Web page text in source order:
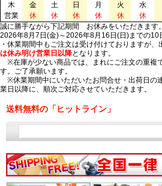
木
金 土 日 月 火 水
営業
休 休 休 休 休 休
誠に勝手ながら下記期間 お休みをいただきます。
2026年8月7日(金)～2026年8月16日(日)までの10
・休業期間中もご注文は受け付けておりますが
は休み明け営業日以降となります。
※在庫が少ない商品では、まれにご注文の重複
す。ご了承願います。
※休業期間中にいただいたお問合せ・出荷日の
業日以降に、順次ご対応させていただきます。
送料無料の「ヒットライン」